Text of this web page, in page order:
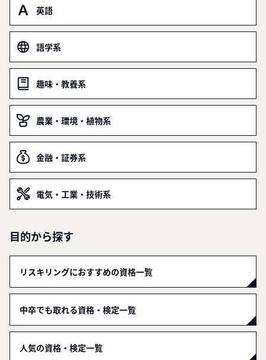
英語
語学系
趣味・教養系
農業・環境・植物系
金融・証券系
電気・工業・技術系
目的から探す
リスキリングにおすすめの資格一覧
中卒でも取れる資格・検定一覧
人気の資格・検定一覧